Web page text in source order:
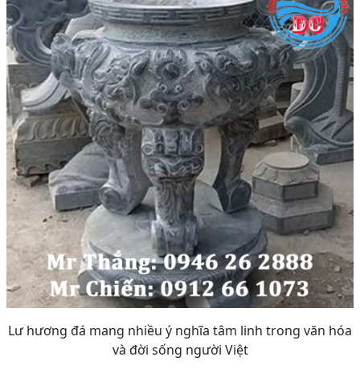
Lư hương đá mang nhiều ý nghĩa tâm linh trong văn hóa
và đời sống người Việt